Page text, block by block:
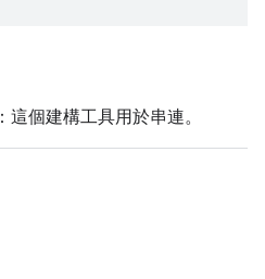
：這個建構工具用於串連。